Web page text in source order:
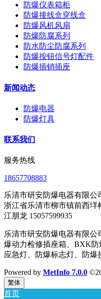
防爆仪表箱柜
防爆接线盒穿线盒
防爆风机风扇
防爆防腐系列
防水防尘防腐系列
防爆按钮信号灯配件
防爆插销插座
新闻动态
防爆电器
防爆灯具
联系我们
服务热线
18657708883
乐清市研安防爆电器有限公
浙江省乐清市柳市镇前西垟
江朋龙 15057599935
乐清市研安防爆电器有限
爆动力检修插座箱、BXK
应急灯、防爆标志灯、防
Powered by MetInfo 7.0.0
繁体
首页